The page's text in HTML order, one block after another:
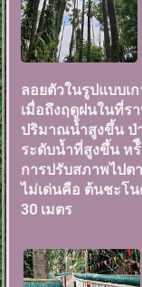
ลอยตัวในรูปแบบเ
เมื่อถึงฤดูฝนในที่ร
ปริมาณน้ำสูงขึ้น ป่
ระดับน้ำที่สูงขึ้น ห
การปรับสภาพไป
ไม่เด่นคือ ต้นชะโ
30 เมตร